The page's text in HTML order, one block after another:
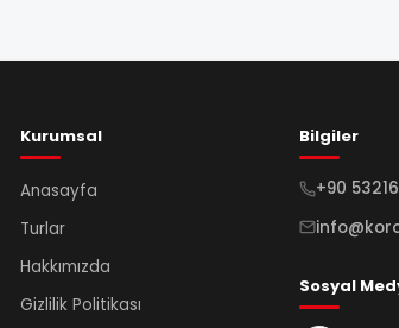
Kurumsal
Anasayfa
Turlar
Hakkımızda
Gizlilik Politikası
Bilgiler
+90
Sosyal